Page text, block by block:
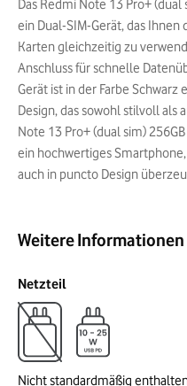
Das Redmi Note 13 Pro+
ein Dual-SIM-Gerät, das
Karten gleichzeitig zu
Anschluss für schnelle
Gerät ist in der Farbe
Design, das sowohl stilvoll als
Note 13 Pro+ (dual sim)
ein hochwertiges
auch in puncto Design
Weitere Informationen
Netzteil
Nicht standardmäßig